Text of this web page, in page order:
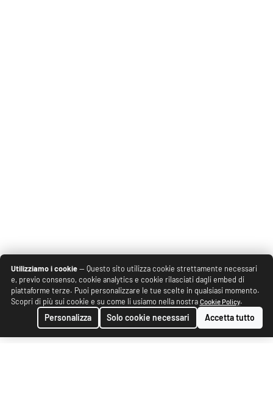
Utilizziamo i cookie— Questo sito utilizza cookie strettamente necessari
e, previo consenso, cookie analytics e cookie rilasciati dagli embed di
piattaforme terze. Puoi personalizzare le tue scelte in qualsiasi momento.
Scopri di più sui cookie e su come li usiamo nella nostra Cookie Policy.
Personalizza Solo cookie necessari Accetta tutto